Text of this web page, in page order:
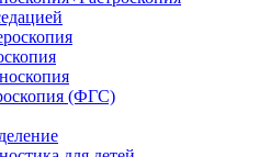
(ФГС)